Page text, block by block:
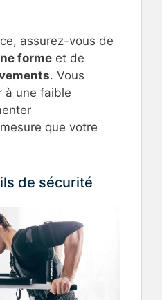
assurez-vous de
forme et de
. Vous
à une faible
que votre
de sécurité